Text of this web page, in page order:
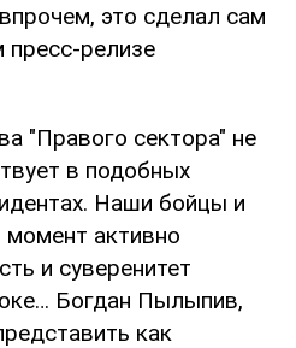
это сделал сам
релизе
"Правого сектора" не
в подобных
Наши бойцы и
активно
и суверенитет
Богдан Пылыпив,
как